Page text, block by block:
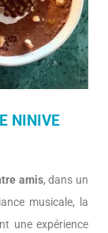
NINIVE
amis, dans un
musicale, la
une expérience